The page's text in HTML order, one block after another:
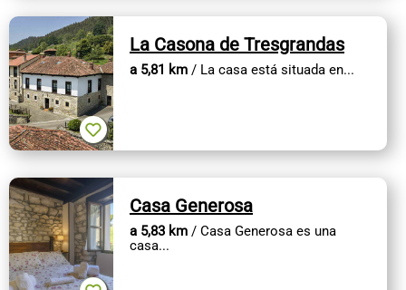
La Casona de Tresgrandas
a 5,81 km / La casa está situada en...
Casa Generosa
a 5,83 km / Casa Generosa es una
casa...